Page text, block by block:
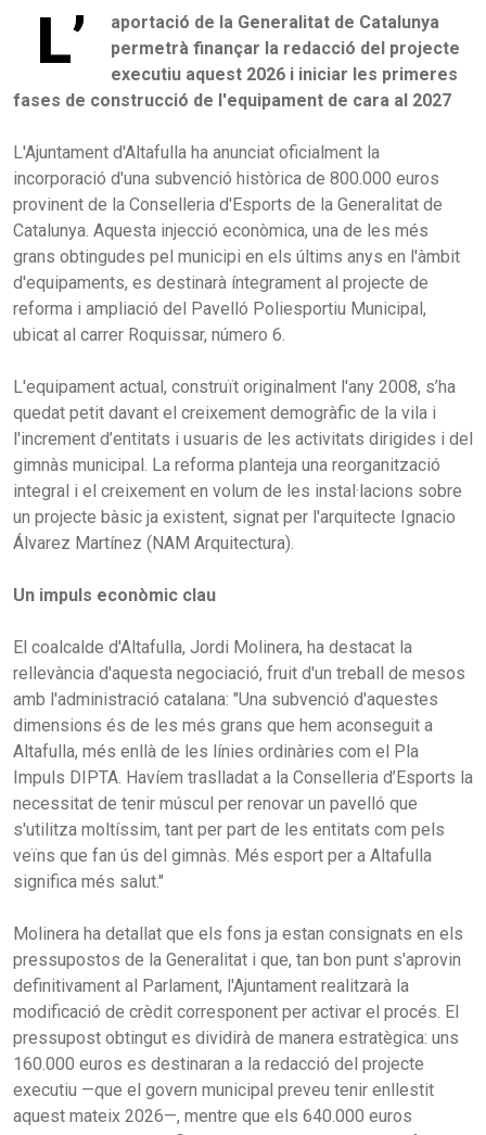
L’
aportació de la Generalitat de Catalunya
permetrà finançar la redacció del projecte
executiu aquest 2026 i iniciar les primeres
fases de construcció de l'equipament de cara al 2027
L'Ajuntament d'Altafulla ha anunciat oficialment la
incorporació d'una subvenció històrica de 800.000 euros
provinent de la Conselleria d'Esports de la Generalitat de
Catalunya. Aquesta injecció econòmica, una de les més
grans obtingudes pel municipi en els últims anys en l'àmbit
d'equipaments, es destinarà íntegrament al projecte de
reforma i ampliació del Pavelló Poliesportiu Municipal,
ubicat al carrer Roquissar, número 6.
L'equipament actual, construït originalment l'any 2008, s’ha
quedat petit davant el creixement demogràfic de la vila i
l'increment d’entitats i usuaris de les activitats dirigides i del
gimnàs municipal. La reforma planteja una reorganització
integral i el creixement en volum de les instal·lacions sobre
un projecte bàsic ja existent, signat per l'arquitecte Ignacio
Álvarez Martínez (NAM Arquitectura).
Un impuls econòmic clau
El coalcalde d'Altafulla, Jordi Molinera, ha destacat la
rellevància d'aquesta negociació, fruit d'un treball de mesos
amb l'administració catalana: "Una subvenció d'aquestes
dimensions és de les més grans que hem aconseguit a
Altafulla, més enllà de les línies ordinàries com el Pla
Impuls DIPTA. Havíem traslladat a la Conselleria d’Esports la
necessitat de tenir múscul per renovar un pavelló que
s'utilitza moltíssim, tant per part de les entitats com pels
veïns que fan ús del gimnàs. Més esport per a Altafulla
significa més salut."
Molinera ha detallat que els fons ja estan consignats en els
pressupostos de la Generalitat i que, tan bon punt s'aprovin
definitivament al Parlament, l'Ajuntament realitzarà la
modificació de crèdit corresponent per activar el procés. El
pressupost obtingut es dividirà de manera estratègica: uns
160.000 euros es destinaran a la redacció del projecte
executiu —que el govern municipal preveu tenir enllestit
aquest mateix 2026—, mentre que els 640.000 euros